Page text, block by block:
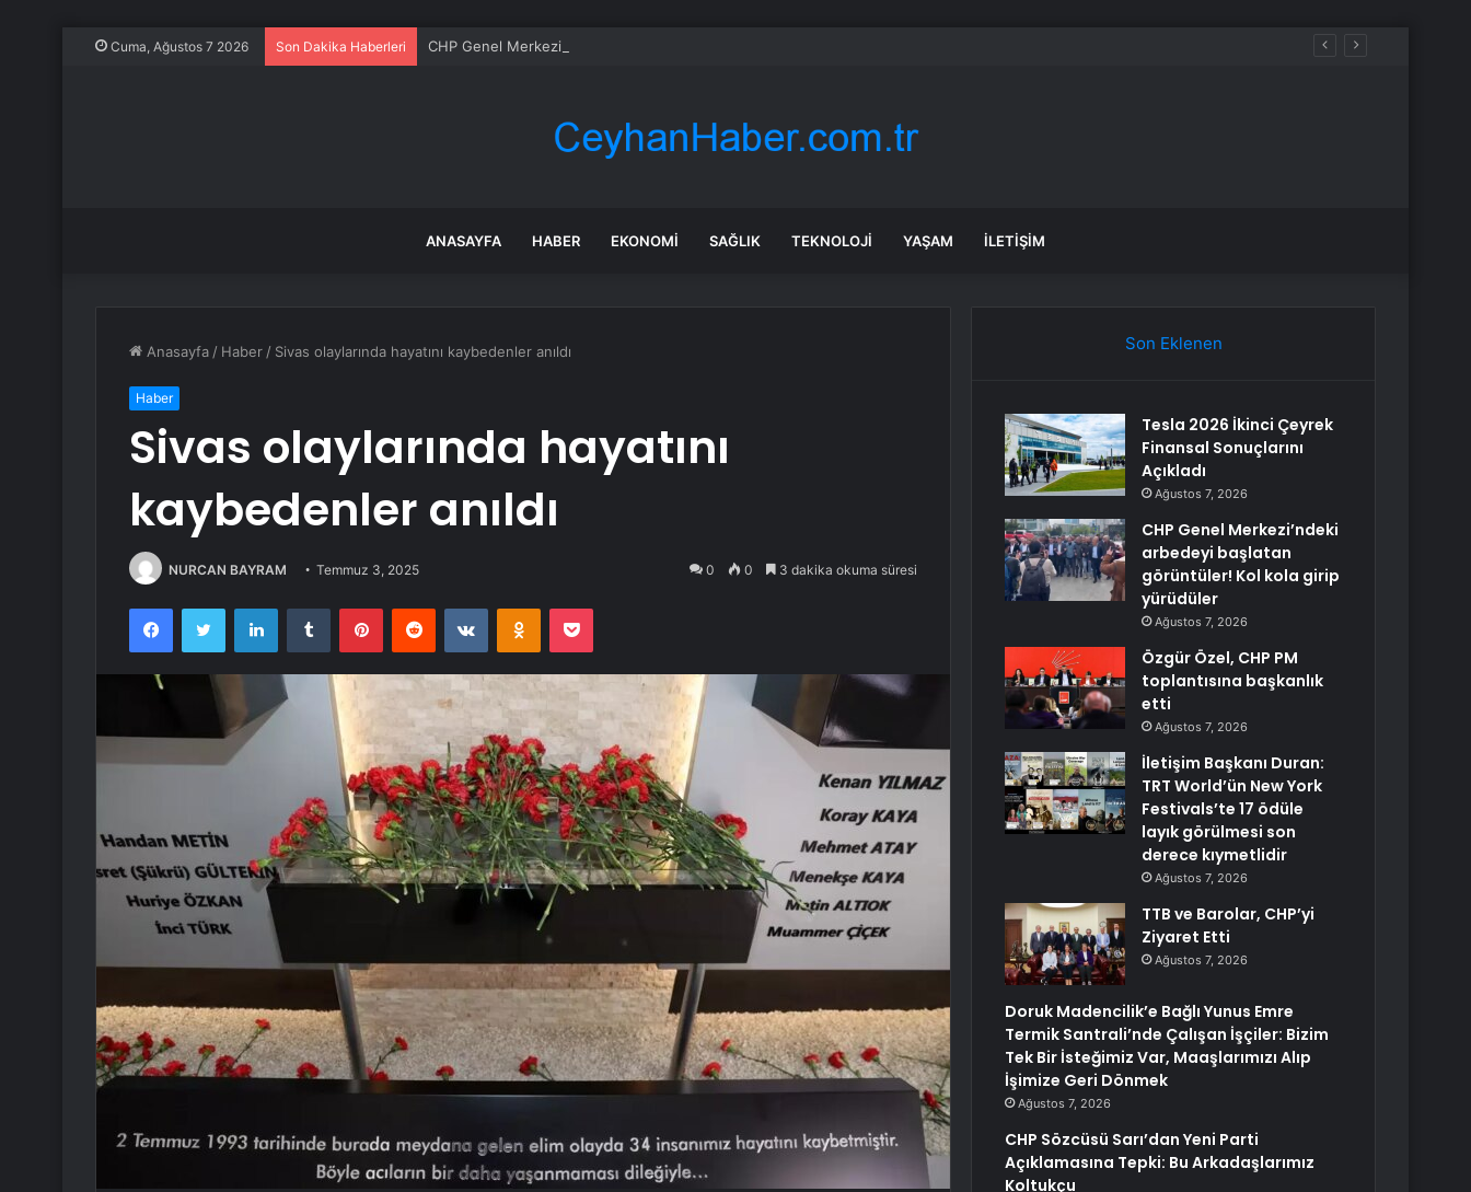
Cuma, Ağustos 7 2026 Son Dakika Haberleri CHP Genel Merkezi’ndeki arbedeyi başlatan görüntüler! Kol kola girip yürüdüler
ANASAYFA HABER EKONOMI SAĞLIK TEKNOLOJI YAŞAM İLETIŞIM
Anasayfa / Haber / Sivas olaylarında hayatını kaybedenler anıldı
Haber
Sivas olaylarında hayatını
kaybedenler anıldı
NURCAN BAYRAM Temmuz 3, 2025 0 0 3 dakika okuma süresi
FacebookTwitter LinkedInTumblr PinterestReddit VKontakteOdnoklassniki
Pocket
Son Eklenen
Tesla 2026 İkinci Çeyrek
Finansal Sonuçlarını
Açıkladı
Ağustos 7, 2026
CHP Genel Merkezi’ndeki
arbedeyi başlatan
görüntüler! Kol kola girip
yürüdüler
Ağustos 7, 2026
Özgür Özel, CHP PM
toplantısına başkanlık
etti
Ağustos 7, 2026
İletişim Başkanı Duran:
TRT World’ün New York
Festivals’te 17 ödüle
layık görülmesi son
derece kıymetlidir
Ağustos 7, 2026
TTB ve Barolar, CHP’yi
Ziyaret Etti
Ağustos 7, 2026
Doruk Madencilik’e Bağlı Yunus Emre
Termik Santrali’nde Çalışan İşçiler: Bizim
Tek Bir İsteğimiz Var, Maaşlarımızı Alıp
İşimize Geri Dönmek
Ağustos 7, 2026
CHP Sözcüsü Sarı’dan Yeni Parti
Açıklamasına Tepki: Bu Arkadaşlarımız
Koltukçu